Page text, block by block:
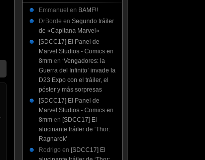
Emmanuel en BAMF!!
DrBorde en Segundo tráiler
de «Capitana Marvel»
[SDCC17] El Panel de
Marvel Studios - Comics en
8mmen ‘Vengadores: la
Guerra del Infinito’ invade la
D23 Expo con el tráiler, el
póster y más sorpresas
[SDCC17] El Panel de
Marvel Studios - Comics en
8mmen [SDCC17] El
alucinante tráiler de ‘Thor:
Ragnarok’
Rodrigo en [SDCC17] El